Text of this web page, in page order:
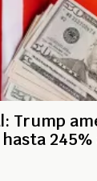
Trump
245%